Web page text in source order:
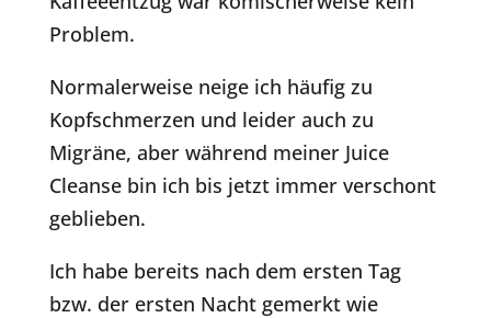
Problem.
Normalerweise neige ich häufig zu
Kopfschmerzen und leider auch zu
Migräne, aber während meiner Juice
Cleanse bin ich bis jetzt immer verschont
geblieben.
Ich habe bereits nach dem ersten Tag
bzw. der ersten Nacht gemerkt wie